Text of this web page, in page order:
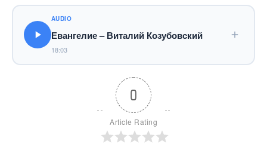
AUDIO
Евангелие – Виталий Козубовский
18:03
0
Article Rating